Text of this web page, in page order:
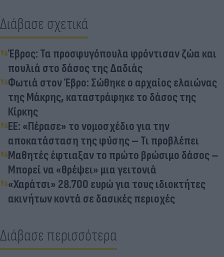
Διάβασε σχετικά
Έβρος: Τα προσφυγόπουλα φρόντισαν ζώα και
πουλιά στο δάσος της Δαδιάς
Φωτιά στον Έβρo: Σώθηκε ο αρχαίος ελαιώνας
της Μάκρης, καταστράφηκε το δάσος της
Κίρκης
ΕΕ: «Πέρασε» το νομοσχέδιο για την
αποκατάσταση της φύσης – Τι προβλέπει
Μαθητές έφτιαξαν το πρώτο βρώσιμο δάσος –
Μπορεί να «θρέψει» μια γειτονιά
«Χαράτσι» 28.700 ευρώ για τους ιδιοκτήτες
ακινήτων κοντά σε δασικές περιοχές
Διάβασε περισσότερα